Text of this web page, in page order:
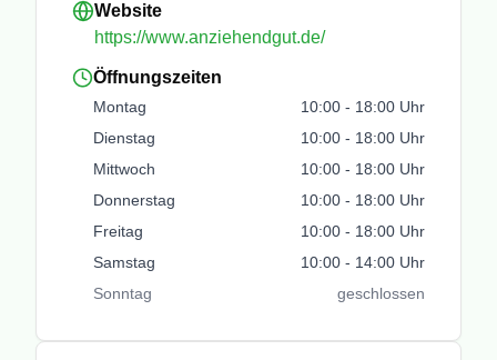
Website
https://www.anziehendgut.de/
Öffnungszeiten
Montag 10:00 - 18:00 Uhr
Dienstag
10:00 - 18:00 Uhr
Mittwoch
10:00 - 18:00 Uhr
Donnerstag
10:00 - 18:00 Uhr
Freitag
10:00 - 18:00 Uhr
Samstag
10:00 - 14:00 Uhr
Sonntag
geschlossen